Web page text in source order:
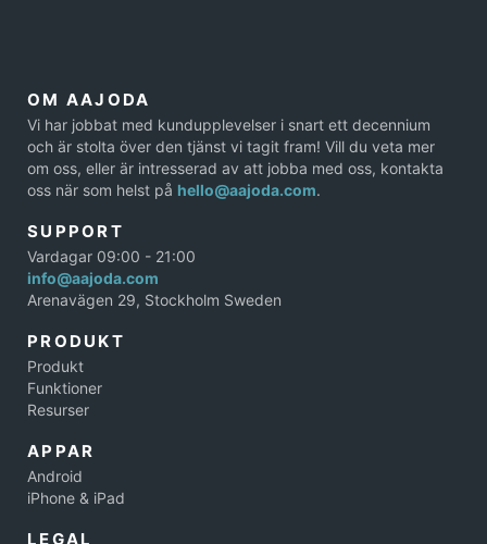
OM AAJODA
Vi har jobbat med kundupplevelser i snart ett decennium
och är stolta över den tjänst vi tagit fram! Vill du veta mer
om oss, eller är intresserad av att jobba med oss, kontakta
oss när som helst på hello@aajoda.com.
SUPPORT
Vardagar 09:00 - 21:00
info@aajoda.com
Arenavägen 29, Stockholm Sweden
PRODUKT
Produkt
Funktioner
Resurser
APPAR
Android
iPhone & iPad
LEGAL